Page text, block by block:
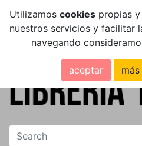
Utilizamos cookies propias
nuestros servicios y facilitar
navegando
aceptar